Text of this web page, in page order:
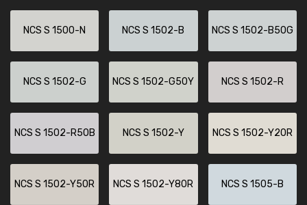
NCS S 1500-N NCS S 1502-B NCS S 1502-B50G
NCS S 1502-G NCS S 1502-G50Y NCS S 1502-R
NCS S 1502-R50B NCS S 1502-Y NCS S 1502-Y20R
NCS S 1502-Y50R NCS S 1502-Y80R NCS S 1505-B